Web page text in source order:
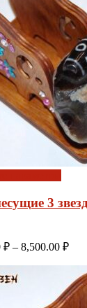
3
₽ – 8,500.00 ₽
–